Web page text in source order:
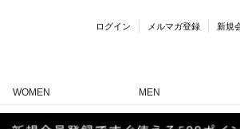
ログイン メルマガ登録 新規
WOMEN MEN